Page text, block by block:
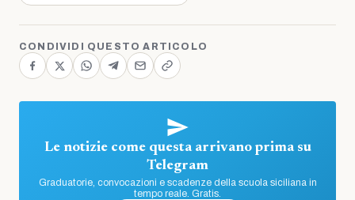
CONDIVIDI QUESTO ARTICOLO
Le notizie come questa arrivano prima su
Telegram
Graduatorie, convocazioni e scadenze della scuola siciliana in
tempo reale. Gratis.